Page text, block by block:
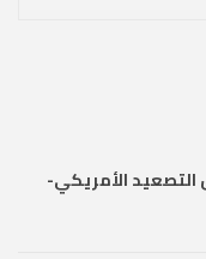
التصعيد الأمريكي-